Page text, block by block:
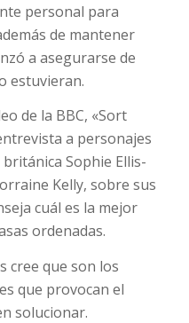
personal para
de mantener
a asegurarse de
estuvieran.
de la BBC, «Sort
a personajes
Sophie Ellis-
Kelly, sobre sus
cuál es la mejor
ordenadas.
cree que son los
que provocan el
solucionar.